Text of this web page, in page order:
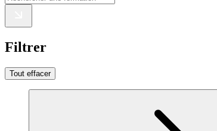
Filtrer
Tout effacer